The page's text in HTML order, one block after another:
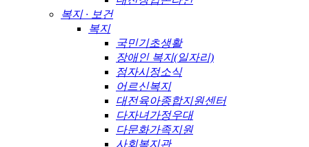
복지 · 보건
복지
국민기초생활
장애인 복지(일자리)
점자시정소식
어르신복지
대전육아종합지원센터
다자녀가정우대
다문화가족지원
사회복지관